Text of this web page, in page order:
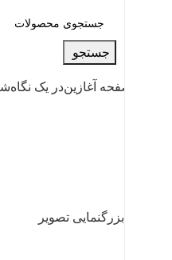
جستجو
صفحه آغازیندر یک نگاه
بزرگنمایی تصویر